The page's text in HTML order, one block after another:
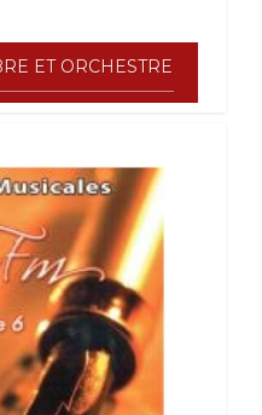
ET ORCHESTRE